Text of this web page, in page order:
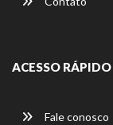
ACESSO RÁPIDO
Fale conosco